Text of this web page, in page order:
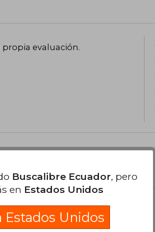
evaluación.
Buscalibre Ecuador, pero
en Estados Unidos
Estados Unidos